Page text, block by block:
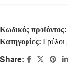
Κωδικός προϊόντος:
Κατηγορίες: Γρύλοι,
Share: